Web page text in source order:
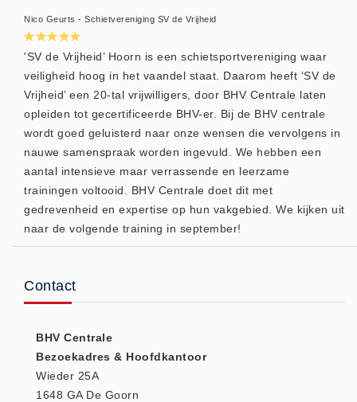
Keurmeester NEN-3140
Keurmeester NEN-3140 (1)
Kliklijsten en vitrines
Kliklijsten en vitrines (2)
Lesboeken
Lesboeken - Algemeen (10)
Medicatie en Drogisterij
Desinfectants (0)
Medicatie (0)
Noodproducten
Oefenmateriaal
Trainingselektroden (7)
Oogdouche - Spoeling
Nico Geurts - Schietvereniging SV de Vrijheid
'SV de Vrijheid’ Hoorn is een schietsportvereniging waar
veiligheid hoog in het vaandel staat. Daarom heeft ‘SV de
Vrijheid’ een 20-tal vrijwilligers, door BHV Centrale laten
opleiden tot gecertificeerde BHV-er. Bij de BHV centrale
wordt goed geluisterd naar onze wensen die vervolgens in
nauwe samenspraak worden ingevuld. We hebben een
aantal intensieve maar verrassende en leerzame
trainingen voltooid. BHV Centrale doet dit met
gedrevenheid en expertise op hun vakgebied. We kijken uit
naar de volgende training in september!
Contact
BHV Centrale
Bezoekadres & Hoofdkantoor
Wieder 25A
1648 GA De Goorn